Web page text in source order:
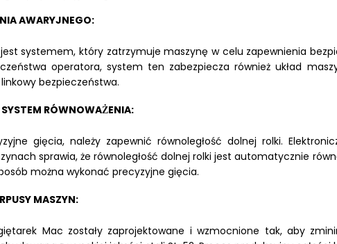
AWARYJNEGO:
jest systemem, który zatrzymuje maszynę w celu zapewnienia
operatora, system ten zabezpiecza również układ
bezpieczeństwa.
RÓWNOWAŻENIA:
gięcia, należy zapewnić równoległość dolnej rolki.
sprawia, że równoległość dolnej rolki jest automatycznie
można wykonać precyzyjne gięcia.
MASZYN:
Mac zostały zaprojektowane i wzmocnione tak, aby